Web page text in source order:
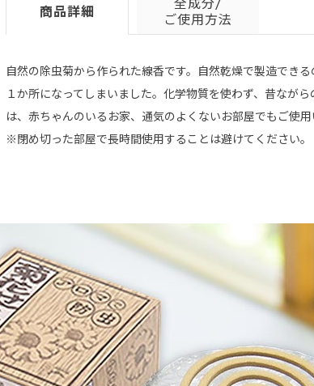
商品詳細
ご使用方法
自然の除虫菊から作られた線香です。自然乾燥で製造でき
１か所になってしまいました。化学物質を使わず、昔ながら
は、赤ちゃんのいるお家、通気のよくないお部屋でもご使用
※閉め切った部屋で長時間使用することは避けてください。